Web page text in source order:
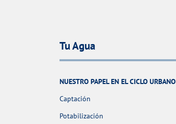
Tu Agua
NUESTRO PAPEL EN EL CICLO URBANO
Captación
Potabilización